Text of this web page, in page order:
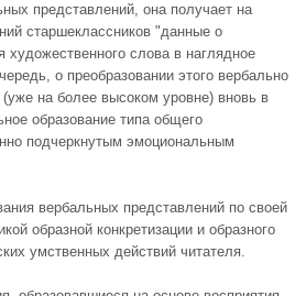
представлений, она получает на
старшеклассников "данные о
художественного слова в наглядное
о преобразовании этого вербально
(уже на более высоком уровне) вновь в
образование типа общего
подчеркнутым эмоциональным
вербальных представлений по своей
образной конкретизации и образного
умственных действий читателя.